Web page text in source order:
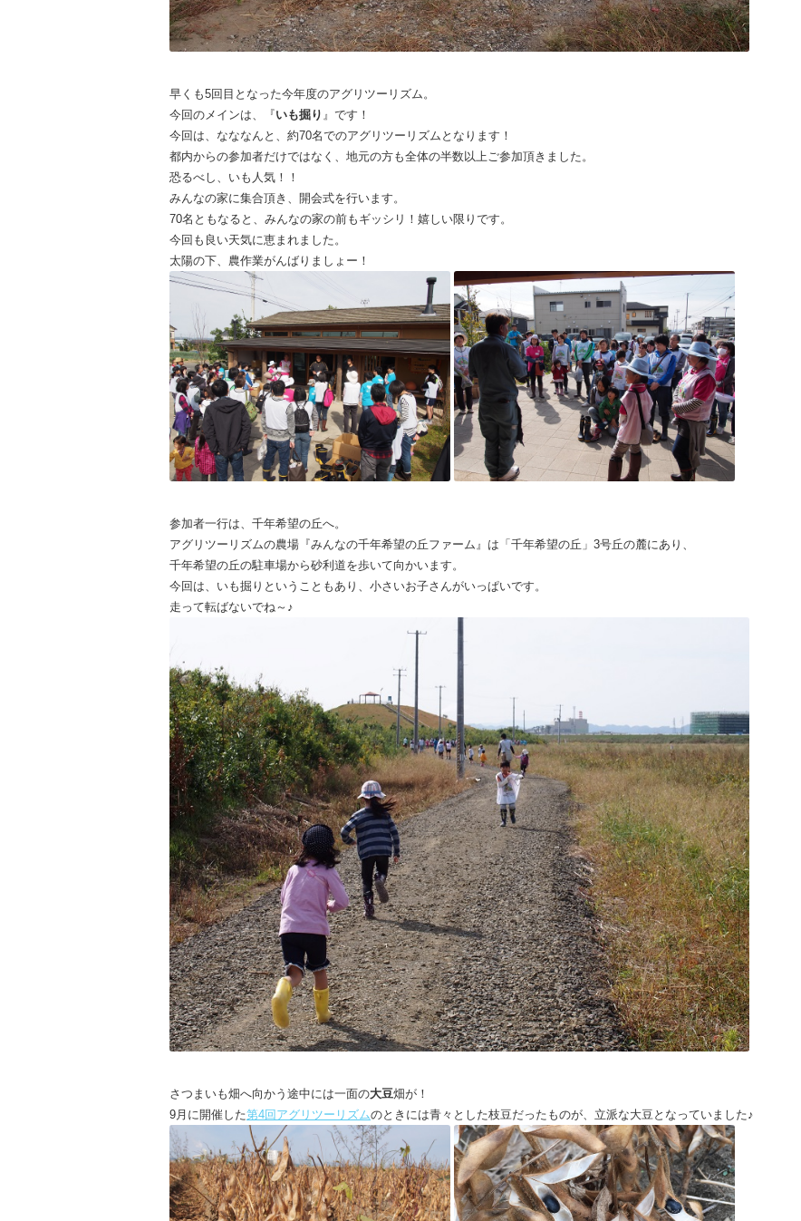
早くも5回目となった今年度のアグリツーリズム。
今回のメインは、『いも掘り 』です！
今回は、なななんと、約70名でのアグリツーリズムとなります！
都内からの参加者だけではなく、地元の方も全体の半数以上ご参加頂きました。
恐るべし、いも人気！！
みんなの家に集合頂き、開会式を行います。
70名ともなると、みんなの家の前もギッシリ！嬉しい限りです。
今回も良い天気に恵まれました。
太陽の下、農作業がんばりましょー！
参加者一行は、千年希望の丘へ。
アグリツーリズムの農場『みんなの千年希望の丘ファーム』は「千年希望の丘」3号丘の麓にあり、
千年希望の丘の駐車場から砂利道を歩いて向かいます。
今回は、いも掘りということもあり、小さいお子さんがいっぱいです。
走って転ばないでね～♪
さつまいも畑へ向かう途中には一面の大豆畑が！
9月に開催した第4回アグリツーリズムのときには青々とした枝豆だったものが、立派な大豆となっていました♪